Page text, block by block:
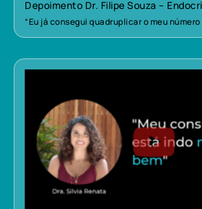
Depoimento Dr. Filipe Souza –
“Eu já consegui quadruplicar o meu